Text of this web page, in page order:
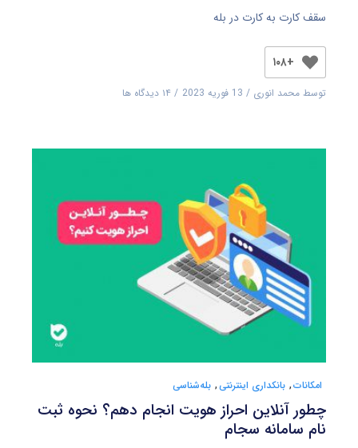
سقف کارت به کارت در بله
+۱۰۸
توسط محمد انوری 13 فوریه 2023 ۱۴ دیدگاه ها
امکانات, بانکداری اینترنتی, بله‌شناسی
چطور آنلاین احراز هویت انجام دهم؟ نحوه ثبت‌
نام سامانه سجام